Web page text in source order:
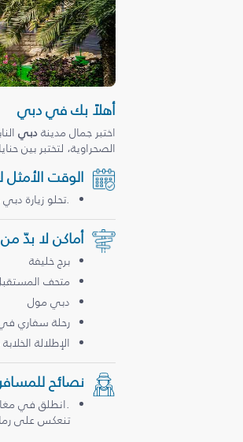
أهلاً بك في دبي
اختبر جمال مدينةدبي
الصحراوية، لتختبر بين
الوقت الأمثل
.تحلو زيارة
أماكن لا بدّ من
برج خليفة
متحف
دبي مول
رحلة سفاري
الإطلالة
نصائح
.انطلق في
تنعكس على